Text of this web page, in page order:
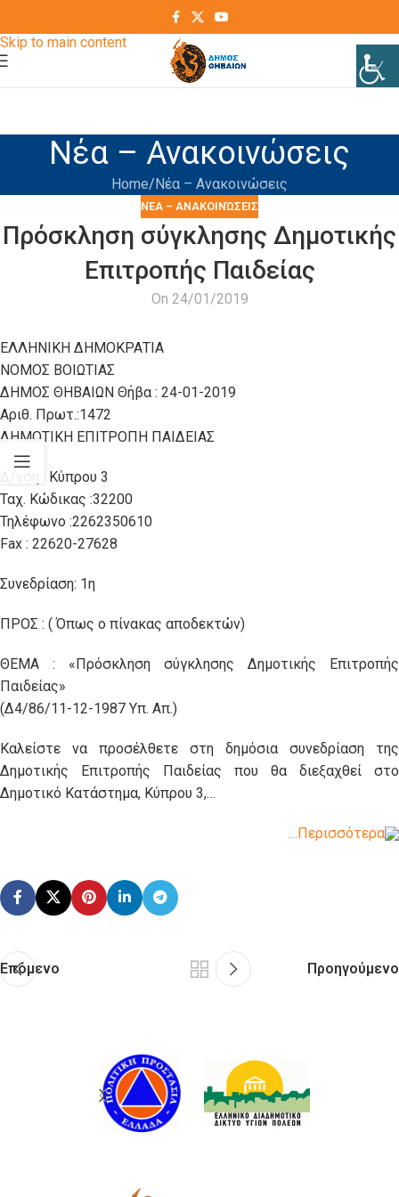
Skip to main content
Νέα – Ανακοινώσεις
Home Νέα – Ανακοινώσεις
ΝΈΑ – ΑΝΑΚΟΙΝΏΣΕΙΣ
Πρόσκληση σύγκλησης Δημοτικής
Επιτροπής Παιδείας
On 24/01/2019
ΕΛΛΗΝΙΚΗ ΔΗΜΟΚΡΑΤΙΑ
ΝΟΜΟΣ ΒΟΙΩΤΙΑΣ
ΔΗΜΟΣ ΘΗΒΑΙΩΝ Θήβα : 24-01-2019
Αριθ. Πρωτ.:1472
ΔΗΜΟΤΙΚΗ ΕΠΙΤΡΟΠΗ ΠΑΙΔΕΙΑΣ
Δ/νση : Κύπρου 3
Ταχ. Κώδικας :32200
Τηλέφωνο :2262350610
Fax : 22620-27628
Συνεδρίαση: 1η
ΠΡΟΣ : ( Όπως ο πίνακας αποδεκτών)
ΘΕΜΑ : «Πρόσκληση σύγκλησης Δημοτικής Επιτροπής
Παιδείας»
(Δ4/86/11-12-1987 Υπ. Απ.)
Καλείστε να προσέλθετε στη δημόσια συνεδρίαση της
Δημοτικής Επιτροπής Παιδείας που θα διεξαχθεί στο
Δημοτικό Κατάστημα, Κύπρου 3,…
…Περισσότερα
Επόμενο Προηγούμενο